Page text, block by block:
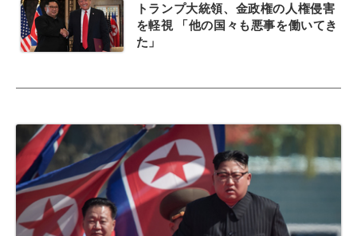
トランプ大統領、金政権の人権侵害
を軽視 「他の国々も悪事を働いてき
た」